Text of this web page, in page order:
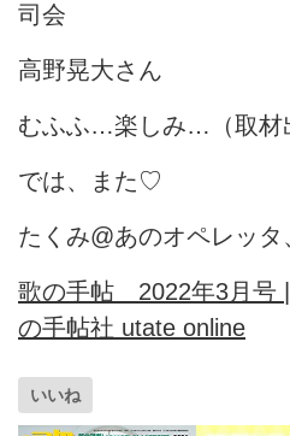
司会
高野晃大さん
むふふ…楽しみ…（取材
では、また♡
たくみ@あのオペレッ
歌の手帖 2022年3月号
の手帖社 utate online
いいね